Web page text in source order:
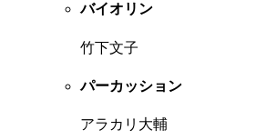
バイオリン
竹下文子
パーカッション
アラカリ大輔